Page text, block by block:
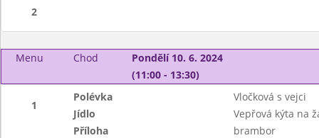
2
Menu Chod
Pondělí 10. 6. 2024
(11:00 - 13:30)
1
Polévka
Vločková s vejci
Jídlo
Vepřová kýta na
Příloha
brambor